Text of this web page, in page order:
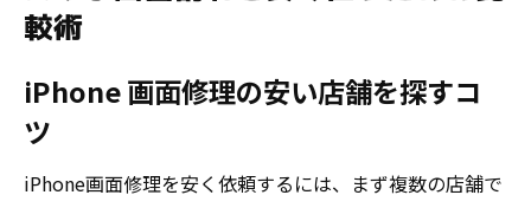
較術
iPhone 画面修理の安い店舗を探すコ
ツ
iPhone画面修理を安く依頼するには、まず複数の店舗で